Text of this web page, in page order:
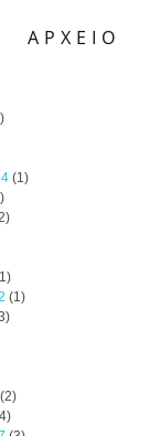
ΑΡΧΕΙΟ
(1)
(1)
(2)